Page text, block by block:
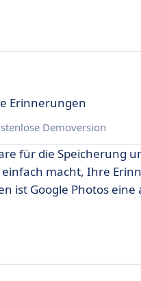
Erinnerungen
Demoversion
für die Speicherung
macht, Ihre
ist Google Photos